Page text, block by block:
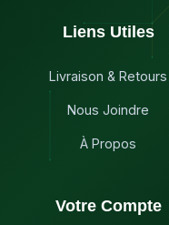
Liens Utiles
Livraison & Retours
Nous Joindre
À Propos
Votre Compte